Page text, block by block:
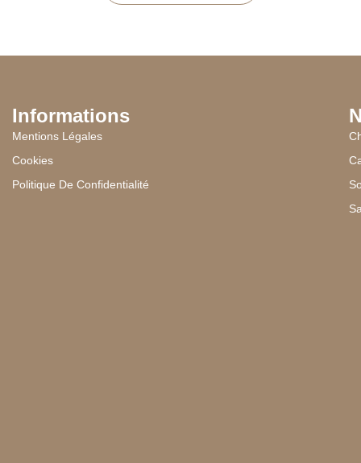
Informations
Mentions Légales
Cookies
Politique De Confidentialité